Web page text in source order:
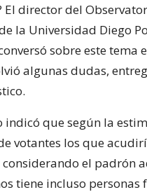
El director del
la Universidad Diego
sobre este tema
algunas dudas,
indicó que según la
votantes los que
el padrón
tiene incluso personas